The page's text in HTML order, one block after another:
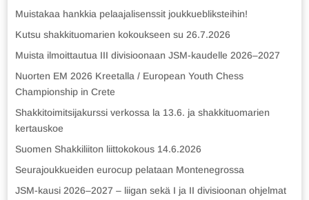
Muistakaa hankkia pelaajalisenssit joukkuebliksteihin!
Kutsu shakkituomarien kokoukseen su 26.7.2026
Muista ilmoittautua III divisioonaan JSM-kaudelle 2026–2027
Nuorten EM 2026 Kreetalla / European Youth Chess
Championship in Crete
Shakkitoimitsijakurssi verkossa la 13.6. ja shakkituomarien
kertauskoe
Suomen Shakkiliiton liittokokous 14.6.2026
Seurajoukkueiden eurocup pelataan Montenegrossa
JSM-kausi 2026–2027 – liigan sekä I ja II divisioonan ohjelmat